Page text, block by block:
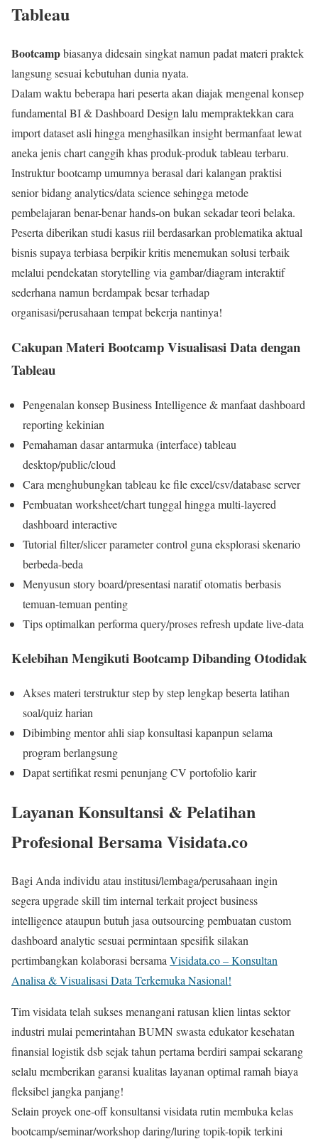
Tableau
Bootcampbiasanya didesain singkat namun padat materi praktek
langsung sesuai kebutuhan dunia nyata.
Dalam waktu beberapa hari peserta akan diajak mengenal konsep
fundamental BI & Dashboard Design lalu mempraktekkan cara
import dataset asli hingga menghasilkan insight bermanfaat lewat
aneka jenis chart canggih khas produk-produk tableau terbaru.
Instruktur bootcamp umumnya berasal dari kalangan praktisi
senior bidang analytics/data science sehingga metode
pembelajaran benar-benar hands-on bukan sekadar teori belaka.
Peserta diberikan studi kasus riil berdasarkan problematika aktual
bisnis supaya terbiasa berpikir kritis menemukan solusi terbaik
melalui pendekatan storytelling via gambar/diagram interaktif
sederhana namun berdampak besar terhadap
organisasi/perusahaan tempat bekerja nantinya!
Cakupan Materi Bootcamp Visualisasi Data dengan
Tableau
Pengenalan konsep Business Intelligence & manfaat dashboard
reporting kekinian
Pemahaman dasar antarmuka (interface) tableau
desktop/public/cloud
Cara menghubungkan tableau ke file excel/csv/database server
Pembuatan worksheet/chart tunggal hingga multi-layered
dashboard interactive
Tutorial filter/slicer parameter control guna eksplorasi skenario
berbeda-beda
Menyusun story board/presentasi naratif otomatis berbasis
temuan-temuan penting
Tips optimalkan performa query/proses refresh update live-data
Kelebihan Mengikuti Bootcamp Dibanding Otodidak
Akses materi terstruktur step by step lengkap beserta latihan
soal/quiz harian
Dibimbing mentor ahli siap konsultasi kapanpun selama
program berlangsung
Dapat sertifikat resmi penunjang CV portofolio karir
Layanan Konsultansi & Pelatihan
Profesional Bersama Visidata.co
Bagi Anda individu atau institusi/lembaga/perusahaan ingin
segera upgrade skill tim internal terkait project business
intelligence ataupun butuh jasa outsourcing pembuatan custom
dashboard analytic sesuai permintaan spesifik silakan
pertimbangkan kolaborasi bersama Visidata.co – Konsultan
Analisa & Visualisasi Data Terkemuka Nasional!
Tim visidata telah sukses menangani ratusan klien lintas sektor
industri mulai pemerintahan BUMN swasta edukator kesehatan
finansial logistik dsb sejak tahun pertama berdiri sampai sekarang
selalu memberikan garansi kualitas layanan optimal ramah biaya
fleksibel jangka panjang!
Selain proyek one-off konsultansi visidata rutin membuka kelas
bootcamp/seminar/workshop daring/luring topik-topik terkini